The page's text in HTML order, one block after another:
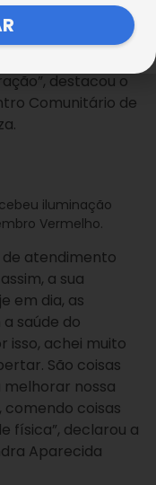
do cuidado
notar que se
destacou o
Comunitário de
iluminação
Vermelho.
de atendimento
a sua
em dia, as
saúde do
isso, achei muito
São coisas
nossa
comendo coisas
física”, declarou a
Aparecida